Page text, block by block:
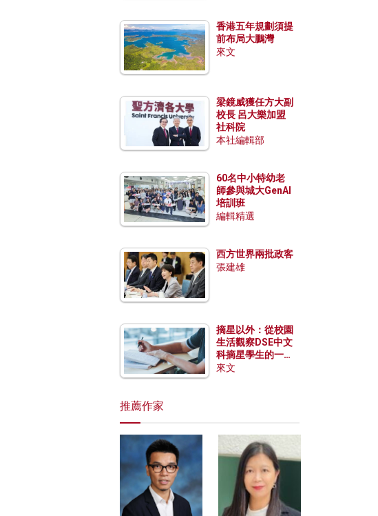
香港五年規劃須提
前布局大鵬灣
來文
梁鏡威獲任方大副
校長 呂大樂加盟
社科院
本社編輯部
60名中小特幼老
師參與城大GenAI
培訓班
編輯精選
西方世界兩批政客
張建雄
摘星以外：從校園
生活觀察DSE中文
科摘星學生的一點
特質
來文
推薦作家